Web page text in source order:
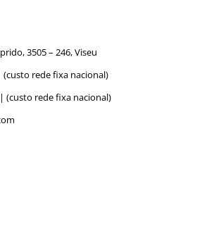
3505 – 246, Viseu
(custo rede fixa nacional)
| (custo rede fixa nacional)